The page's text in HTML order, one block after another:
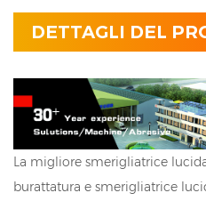
DETTAGLI DEL
La migliore smerigliatrice
burattatura e smerigliatrice